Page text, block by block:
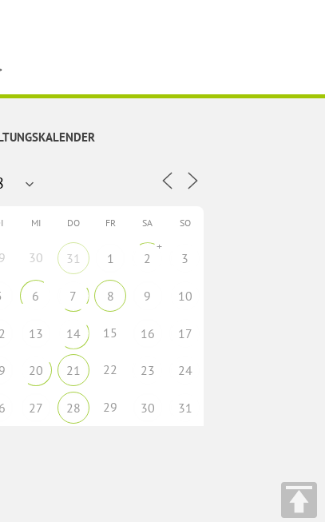
MI DO FR SA SO
30 31 1 2
+
3
6 7 8 9 10
13 14 15 16 17
20 21 22 23 24
27 28 29 30 31